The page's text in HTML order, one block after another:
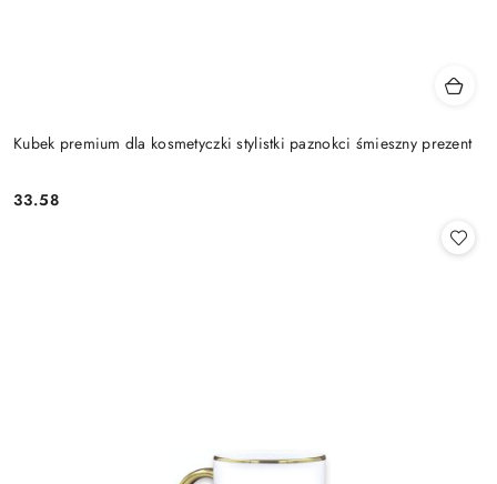
Kubek premium dla kosmetyczki stylistki paznokci śmieszny prezent
Cena:
33.58